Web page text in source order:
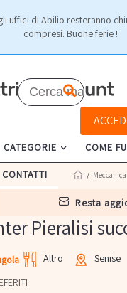
uffici di Abilio resteranno
compresi. Buone ferie !
CATEGORIE COME
CONTATTI
resta
/ Meccanica
Pieralisi
Altro
Senise